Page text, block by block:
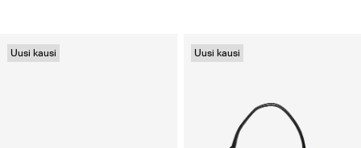
Uusi kausi Uusi kausi